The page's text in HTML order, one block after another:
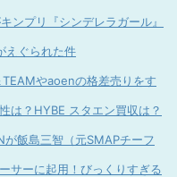
ンプリ『シンデレラガール』
えぐられた件
やaoenの格差売りをす
は？HYBE スタエン買収は？
が飯島三智（元SMAPチーフ
サーに起用！びっくりすぎる